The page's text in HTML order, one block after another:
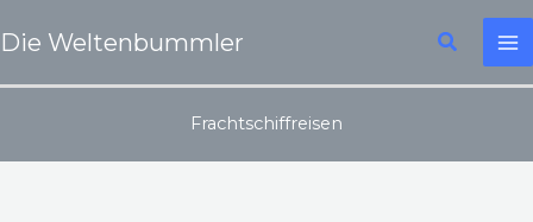
Inhalt
springen
Die Weltenbummler Suchen
Frachtschiffreisen